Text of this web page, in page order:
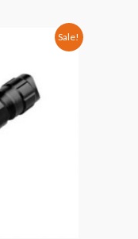
Sale!